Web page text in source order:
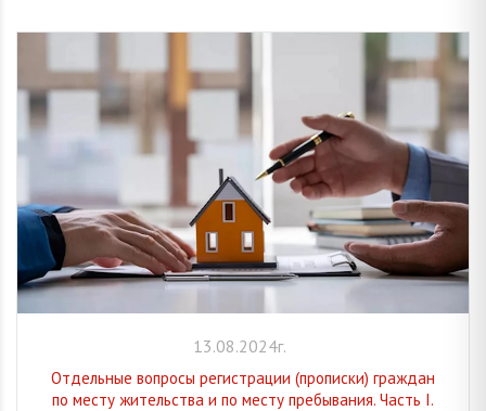
13.08.2024г.
Отдельные вопросы регистрации (прописки) граждан
по месту жительства и по месту пребывания. Часть I.